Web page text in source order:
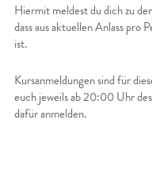
Hiermit meldest du dich zu
dass aus aktuellen Anlass pro
ist.
Kursanmeldungen sind für
euch jeweils ab 20:00 Uhr
dafür anmelden.